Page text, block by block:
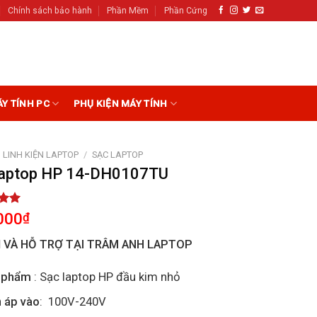
Chính sách bảo hành Phần Mềm Phần Cứng
TÍNH PC PHỤ KIỆN MÁY TÍNH
LINH KIỆN LAPTOP / SẠC LAPTOP
HP 14-DH0107TU
₫
VÀ HỖ TRỢ TẠI TRÂM ANH LAPTOP
: Sạc laptop HP đầu kim nhỏ
áp vào: 100V-240V